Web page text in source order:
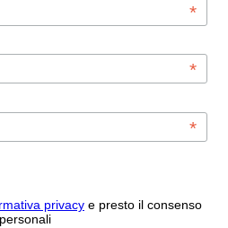
*
*
*
privacye presto il consenso